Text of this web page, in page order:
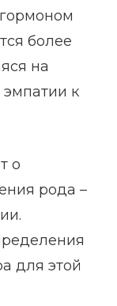
более
на
эмпатии к
о
рода –
для этой